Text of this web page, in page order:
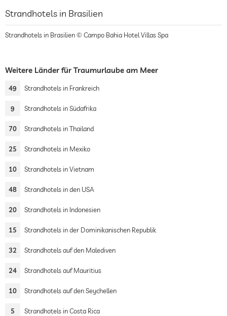
Strandhotels in Brasilien
Strandhotels in Brasilien © Campo Bahia Hotel Villas Spa
Weitere Länder für Traumurlaube am Meer
49 Strandhotels in Frankreich
9 Strandhotels in Südafrika
70 Strandhotels in Thailand
25 Strandhotels in Mexiko
10 Strandhotels in Vietnam
48 Strandhotels in den USA
20 Strandhotels in Indonesien
15 Strandhotels in der Dominikanischen Republik
32 Strandhotels auf den Malediven
24 Strandhotels auf Mauritius
10 Strandhotels auf den Seychellen
5 Strandhotels in Costa Rica